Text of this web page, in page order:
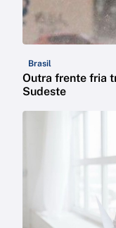
Brasil
Outra frente fria
Sudeste